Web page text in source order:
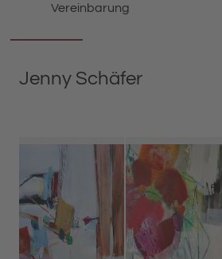
Vereinbarung
Jenny Schäfer